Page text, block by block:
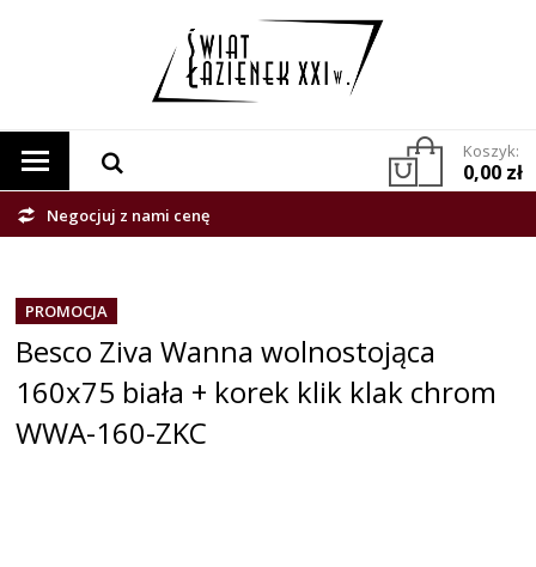
Koszyk:
0,00 zł
Negocjuj z nami cenę
PROMOCJA
Besco Ziva Wanna wolnostojąca
160x75 biała + korek klik klak chrom
WWA-160-ZKC